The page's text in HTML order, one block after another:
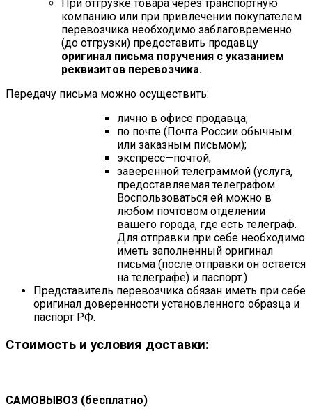
При отгрузке товара через транспортную
компанию или при привлечении покупателем
перевозчика необходимо заблаговременно
(до отгрузки) предоставить продавцу
оригинал письма поручения с указанием
реквизитов перевозчика.
Передачу письма можно осуществить:
лично в офисе продавца;
по почте (Почта России обычным
или заказным письмом);
экспресс—почтой;
заверенной телеграммой (услуга,
предоставляемая телеграфом.
Воспользоваться ей можно в
любом почтовом отделении
вашего города, где есть телеграф.
Для отправки при себе необходимо
иметь заполненный оригинал
письма (после отправки он остается
на телеграфе) и паспорт.)
Представитель перевозчика обязан иметь при себе
оригинал доверенности установленного образца и
паспорт РФ.
Стоимость и условия доставки:
САМОВЫВОЗ (бесплатно)